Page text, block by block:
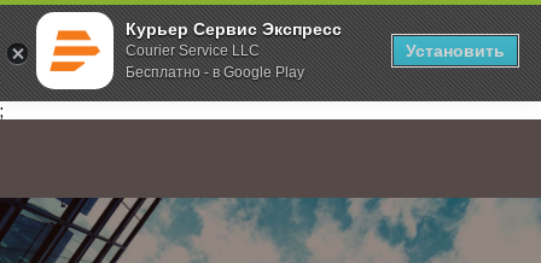
Курьер Сервис Экспресс
Courier Service LLC
Бесплатно - в Google Play
Установить
;
Главная О компании Новости Временное приостановление